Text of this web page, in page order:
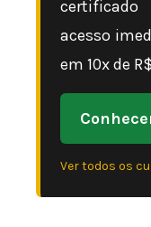
acesso
em 10x de
Ver todos os